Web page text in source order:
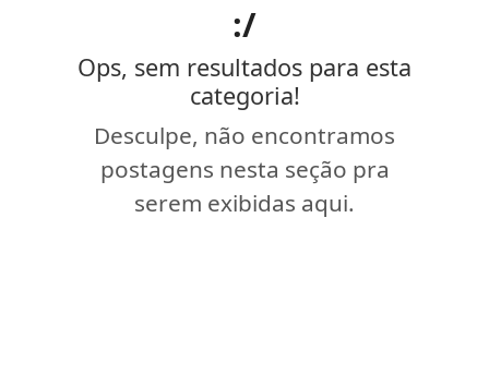
:/
Ops, sem resultados para esta
categoria!
Desculpe, não encontramos
postagens nesta seção pra
serem exibidas aqui.